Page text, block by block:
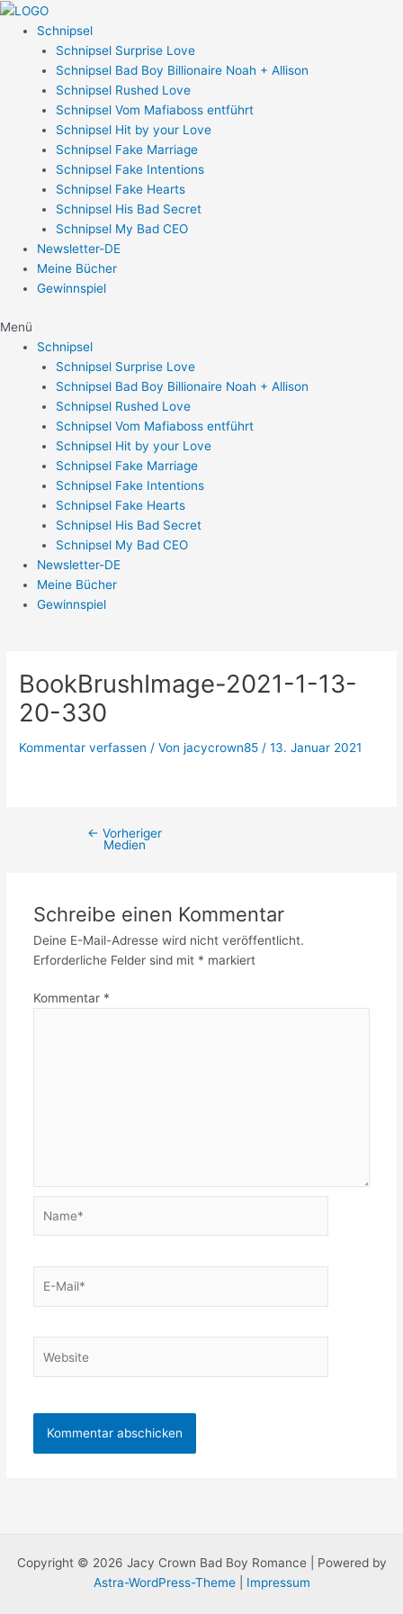
Zum
Inhalt
springen
Schnipsel
Schnipsel Surprise Love
Schnipsel Bad Boy Billionaire Noah + Allison
Schnipsel Rushed Love
Schnipsel Vom Mafiaboss entführt
Schnipsel Hit by your Love
Schnipsel Fake Marriage
Schnipsel Fake Intentions
Schnipsel Fake Hearts
Schnipsel His Bad Secret
Schnipsel My Bad CEO
Newsletter-DE
Meine Bücher
Gewinnspiel
Menü
Schnipsel
Schnipsel Surprise Love
Schnipsel Bad Boy Billionaire Noah + Allison
Schnipsel Rushed Love
Schnipsel Vom Mafiaboss entführt
Schnipsel Hit by your Love
Schnipsel Fake Marriage
Schnipsel Fake Intentions
Schnipsel Fake Hearts
Schnipsel His Bad Secret
Schnipsel My Bad CEO
Newsletter-DE
Meine Bücher
Gewinnspiel
BookBrushImage-2021-1-13-
20-330
Kommentar verfassen / Vonjacycrown85 /13. Januar 2021
Post
navigation
← Vorheriger
Medien
Schreibe einen Kommentar
Deine E-Mail-Adresse wird nicht veröffentlicht.
Erforderliche Felder sind mit * markiert
Kommentar *
Mail*
Copyright © 2026 Jacy Crown Bad Boy Romance | Powered by
Astra-WordPress-Theme| Impressum